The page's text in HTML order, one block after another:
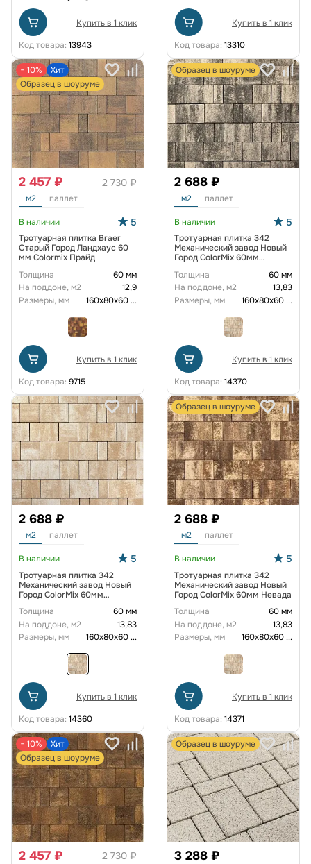
Купить в 1 клик
Код товара: 13943
Купить в 1 клик
Код товара: 13310
− 10%
Хит
Образец в шоуруме
2 730 ₽
2 457 ₽
м2 паллет
В наличии 5
Тротуарная плитка Braer
Старый Город Ландхаус 60
мм Colormix Прайд
Толщина
60 мм
На поддоне, м2
12,9
Размеры, мм
160х80х60...
Купить в 1 клик
Код товара: 9715
Образец в шоуруме
2 688 ₽
м2 паллет
В наличии 5
Тротуарная плитка 342
Механический завод Новый
Город ColorMix 60мм
Толщина
60 мм
На поддоне, м2
13,83
Размеры, мм
160х80х60...
Купить в 1 клик
Код товара: 14370
2 688 ₽
м2 паллет
В наличии 5
Тротуарная плитка 342
Механический завод Новый
Город ColorMix 60мм
Толщина
60 мм
На поддоне, м2
13,83
Размеры, мм
160х80х60...
Купить в 1 клик
Код товара: 14360
Образец в шоуруме
2 688 ₽
м2 паллет
В наличии 5
Тротуарная плитка 342
Механический завод Новый
Город ColorMix 60мм Невада
Толщина
60 мм
На поддоне, м2
13,83
Размеры, мм
160х80х60...
Купить в 1 клик
Код товара: 14371
− 10%
Хит
Образец в шоуруме
2 730 ₽
2 457 ₽
Образец в шоуруме
3 288 ₽